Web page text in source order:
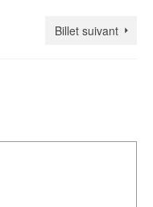
Billet suivant